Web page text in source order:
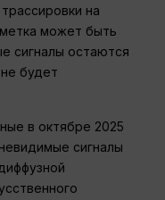
на
может быть
сигналы остаются
будет
в октябре 2025
сигналы